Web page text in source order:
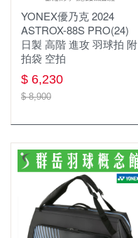
YONEX優乃克 2024
ASTROX-88S PRO(24)
日製 高階 進攻 羽球拍 附
拍袋 空拍
$ 6,230
$ 8,900